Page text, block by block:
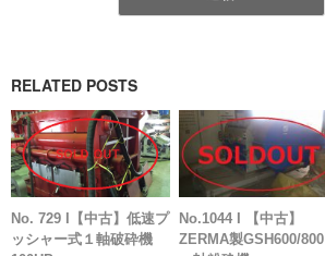
RELATED POSTS
No. 729 I【中古】低速プ
ッシャー式１軸破砕機
No.1044 I 【中古】
ZERMA製GSH600/800